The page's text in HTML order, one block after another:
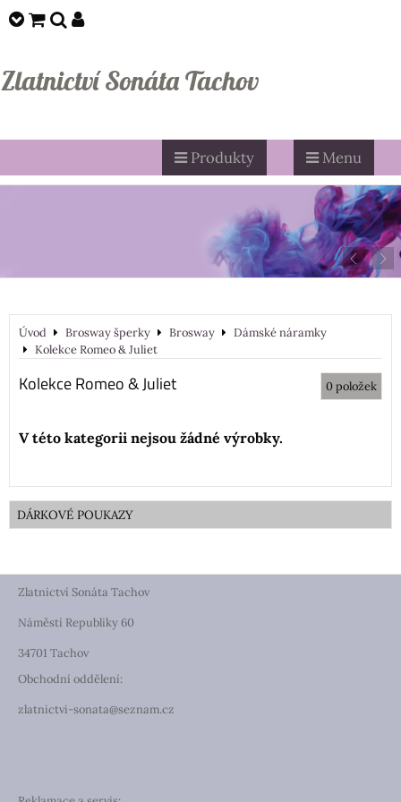
Zlatnictví Sonáta Tachov
Produkty Menu
Úvod Brosway šperky Brosway
Dámské náramky
Kolekce Romeo & Juliet
Kolekce Romeo & Juliet 0položek
DÁRKOVÉ POUKAZY
Zlatnictví Sonáta Tachov
Náměstí Republiky 60
34701 Tachov
Obchodní oddělení:
zlatnictvi-sonata@seznam.cz